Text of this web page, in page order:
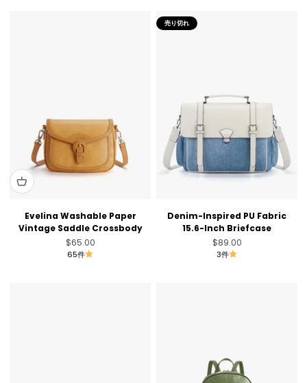
Evelina Washable Paper
Vintage Saddle Crossbody
セール価格
$65.00
65件
売り切れ
Denim-Inspired PU Fabric
15.6-Inch Briefcase
セール価格
$89.00
3件